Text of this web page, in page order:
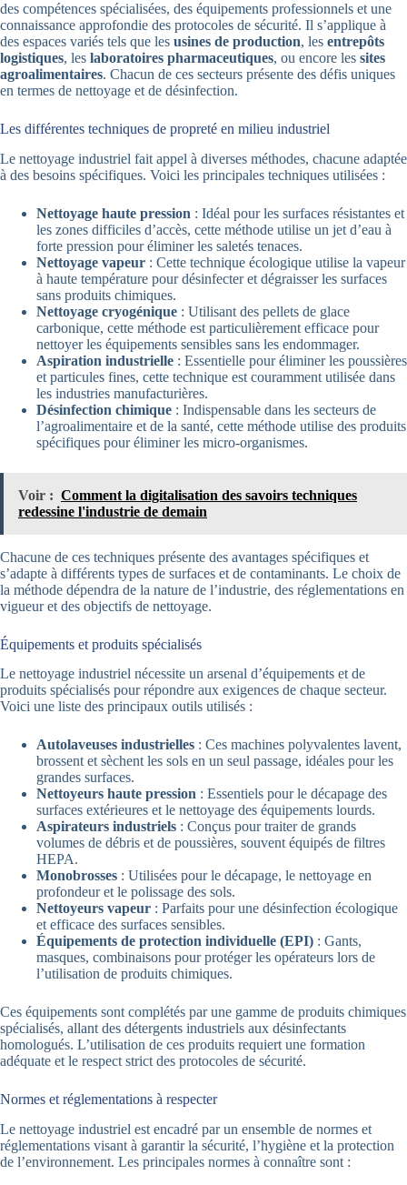
des compétences spécialisées, des équipements professionnels et une
connaissance approfondie des protocoles de sécurité. Il s’applique à
des espaces variés tels que les usines de production, les entrepôts
logistiques, les laboratoires pharmaceutiques, ou encore les sites
agroalimentaires. Chacun de ces secteurs présente des défis uniques
en termes de nettoyage et de désinfection.
Les différentes techniques de propreté en milieu industriel
Le nettoyage industriel fait appel à diverses méthodes, chacune adaptée
à des besoins spécifiques. Voici les principales techniques utilisées :
Nettoyage haute pression : Idéal pour les surfaces résistantes et
les zones difficiles d’accès, cette méthode utilise un jet d’eau à
forte pression pour éliminer les saletés tenaces.
Nettoyage vapeur : Cette technique écologique utilise la vapeur
à haute température pour désinfecter et dégraisser les surfaces
sans produits chimiques.
Nettoyage cryogénique : Utilisant des pellets de glace
carbonique, cette méthode est particulièrement efficace pour
nettoyer les équipements sensibles sans les endommager.
Aspiration industrielle : Essentielle pour éliminer les poussières
et particules fines, cette technique est couramment utilisée dans
les industries manufacturières.
Désinfection chimique : Indispensable dans les secteurs de
l’agroalimentaire et de la santé, cette méthode utilise des produits
spécifiques pour éliminer les micro-organismes.
Voir : Comment la digitalisation des savoirs techniques
redessine l'industrie de demain
Chacune de ces techniques présente des avantages spécifiques et
s’adapte à différents types de surfaces et de contaminants. Le choix de
la méthode dépendra de la nature de l’industrie, des réglementations en
vigueur et des objectifs de nettoyage.
Équipements et produits spécialisés
Le nettoyage industriel nécessite un arsenal d’équipements et de
produits spécialisés pour répondre aux exigences de chaque secteur.
Voici une liste des principaux outils utilisés :
Autolaveuses industrielles : Ces machines polyvalentes lavent,
brossent et sèchent les sols en un seul passage, idéales pour les
grandes surfaces.
Nettoyeurs haute pression : Essentiels pour le décapage des
surfaces extérieures et le nettoyage des équipements lourds.
Aspirateurs industriels : Conçus pour traiter de grands
volumes de débris et de poussières, souvent équipés de filtres
HEPA.
Monobrosses : Utilisées pour le décapage, le nettoyage en
profondeur et le polissage des sols.
Nettoyeurs vapeur : Parfaits pour une désinfection écologique
et efficace des surfaces sensibles.
Équipements de protection individuelle (EPI) : Gants,
masques, combinaisons pour protéger les opérateurs lors de
l’utilisation de produits chimiques.
Ces équipements sont complétés par une gamme de produits chimiques
spécialisés, allant des détergents industriels aux désinfectants
homologués. L’utilisation de ces produits requiert une formation
adéquate et le respect strict des protocoles de sécurité.
Normes et réglementations à respecter
Le nettoyage industriel est encadré par un ensemble de normes et
réglementations visant à garantir la sécurité, l’hygiène et la protection
de l’environnement. Les principales normes à connaître sont :